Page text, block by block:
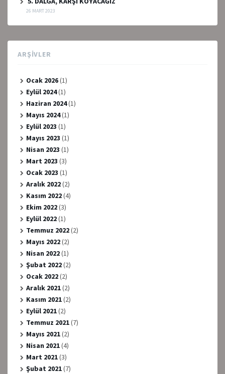
26 MART 2023
ARŞIVLER
Ocak 2026(1)
Eylül 2024(1)
Haziran 2024(1)
Mayıs 2024(1)
Eylül 2023 (1)
Mayıs 2023 (1)
Nisan 2023 (1)
Mart 2023 (3)
Ocak 2023 (1)
Aralık 2022(2)
Kasım 2022(4)
Ekim 2022(3)
Eylül 2022(1)
Temmuz 2022(2)
Mayıs 2022(2)
Nisan 2022(1)
Şubat 2022(2)
Ocak 2022(2)
Aralık 2021(2)
Kasım 2021(2)
Eylül 2021(2)
Temmuz 2021(7)
Mayıs 2021(2)
Nisan 2021(4)
Mart 2021(3)
Şubat 2021(7)